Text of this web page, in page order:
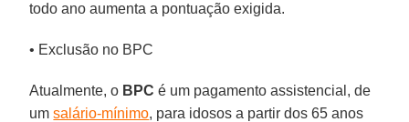
todo ano aumenta a pontuação exigida.
• Exclusão no BPC
Atualmente, o BPC é um pagamento assistencial, de
umsalário-mínimo, para idosos a partir dos 65 anos